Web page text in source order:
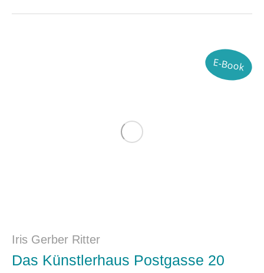
E-Book
Iris Gerber Ritter
Das Künstlerhaus Postgasse 20